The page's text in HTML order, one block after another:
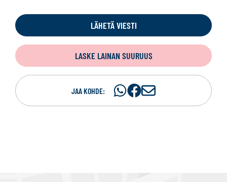
LÄHETÄ VIESTI
LASKE LAINAN SUURUUS
JAA KOHDE:
JaaJaaJ